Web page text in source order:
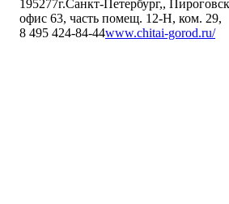
195277г.Санкт-Петербург,,
офис 63, часть помещ. 12-Н, ком. 29,
8 495 424-84-44www.chitai-gorod.ru/